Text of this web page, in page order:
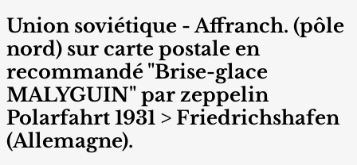
Union soviétique - Affranch. (pôle
nord) sur carte postale en
recommandé "Brise-glace
MALYGUIN" par zeppelin
Polarfahrt 1931 > Friedrichshafen
(Allemagne).